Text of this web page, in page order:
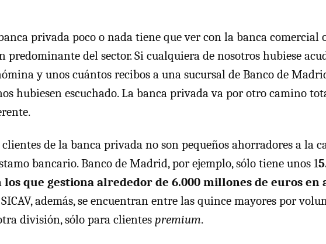
privada poco o nada tiene que ver con la banca comercial
predominante del sector. Si cualquiera de nosotros hubiese
y unos cuántos recibos a una sucursal de Banco de
hubiesen escuchado. La banca privada va por otro camino
clientes de la banca privada no son pequeños ahorradores a la
bancario. Banco de Madrid, por ejemplo, sólo tiene unos 1
los que gestiona alrededor de 6.000 millones de euros en
además, se encuentran entre las quince mayores por
división, sólo para clientes premium.